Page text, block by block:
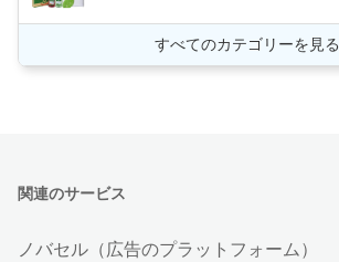
すべてのカテゴリーを見る
関連のサービス
ノバセル（広告のプラットフォーム）